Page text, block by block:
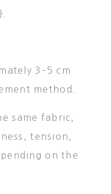
3–5 cm
method.
same fabric,
tension,
on the